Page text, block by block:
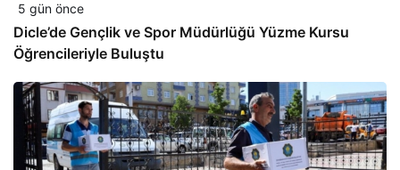
5 gün önce
Dicle’de Gençlik ve Spor Müdürlüğü Yüzme Kursu
Öğrencileriyle Buluştu